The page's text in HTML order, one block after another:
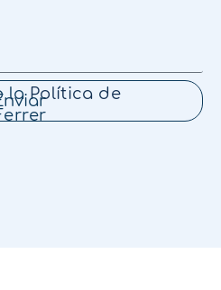
laPolítica de